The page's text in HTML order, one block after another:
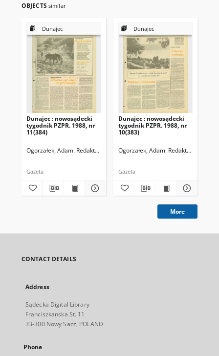
OBJECTS similar
Dunajec
Dunajec : nowosądecki
tygodnik PZPR. 1988, nr
11(384)
Ogorzałek, Adam. Redaktor naczelny
Gazeta
Dunajec
Dunajec : nowosądecki
tygodnik PZPR. 1988, nr
10(383)
Ogorzałek, Adam. Redaktor naczelny
Gazeta
More
CONTACT DETAILS
Address
Sądecka Digital Library
Franciszkanska St. 11
33-300 Nowy Sacz, POLAND
Phone